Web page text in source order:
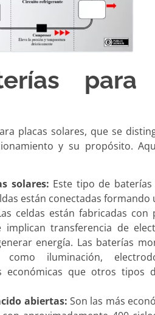
para
placas solares, que se
y su propósito.
solares: Este tipo de
están conectadas
celdas están fabricadas
transferencia de
energía. Las baterías
como iluminación,
económicas que otros tipos
abiertas: Son las más